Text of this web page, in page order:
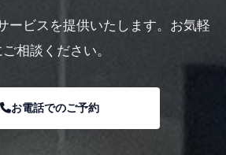
ービスを提供いたします。お気軽
ご相談ください。
お電話でのご予約